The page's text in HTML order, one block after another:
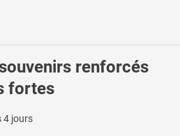
renforcés
fortes
4 jours